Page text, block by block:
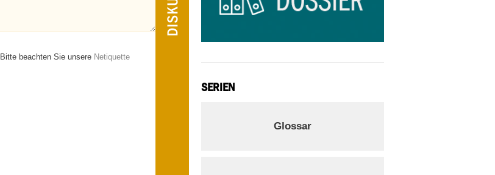
Bitte beachten Sie unsere Netiquette
SERIEN
Glossar